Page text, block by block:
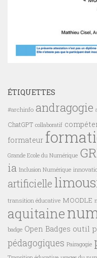
ÉTIQUETTES
#archinfo andragogie
ChatGPT collaboratif
formateur
Grande Ecole du Numérique
ia Inclusion Numérique
artificielle
transition éducative MOODLE
aquitaine
badge Open Badges outil
pédagogiques Pairagogie